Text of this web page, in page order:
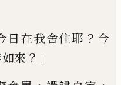
日在我舍住耶 ？ 今
來 ？」